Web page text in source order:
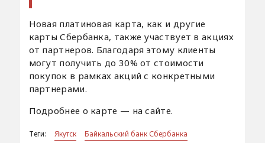
Новая платиновая карта, как и другие
карты Сбербанка, также участвует в акциях
от партнеров. Благодаря этому клиенты
могут получить до 30% от стоимости
покупок в рамках акций с конкретными
партнерами.
Подробнее о карте — на сайте.
Теги: Якутск Байкальский банк Сбербанка